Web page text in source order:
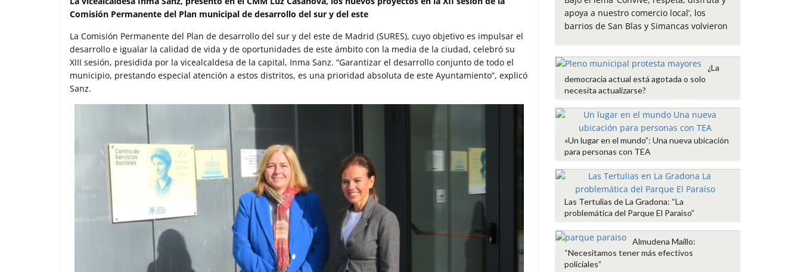
e
o
o
k
t
e
r
t
A
p
p
i
p
r
t
i
r
Comisión Permanente del Plan municipal de desarrollo del sur y del este
La Comisión Permanente del Plan de desarrollo del sur y del este de Madrid (SURES), cuyo objetivo es impulsar el
desarrollo e igualar la calidad de vida y de oportunidades de este ámbito con la media de la ciudad, celebró su
XIII sesión, presidida por la vicealcaldesa de la capital, Inma Sanz. “Garantizar el desarrollo conjunto de todo el
municipio, prestando especial atención a estos distritos, es una prioridad absoluta de este Ayuntamiento”, explicó
Sanz.
e
b
k
t
t
t
s
p
l
p
a
r
i
r
apoya a nuestro comercio local’, los
barrios de San Blas y Simancas volvieron
¿La
democracia actual está agotada o solo
necesita actualizarse?
«Un lugar en el mundo”: Una nueva ubicación
para personas con TEA
Las Tertulias de La Gradona: “La
problemática del Parque El Paraíso”
Almudena Maíllo:
“Necesitamos tener más efectivos
policiales”